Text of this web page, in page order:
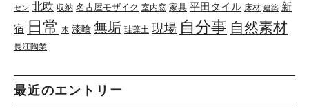
セン 北欧 収納 名古屋モザイク 室内窓 家具 平田タイル 床材 建築 新
宿 日常 木 漆喰 無垢 珪藻土 現場 自分事 自然素材
長江陶業
最近のエントリー